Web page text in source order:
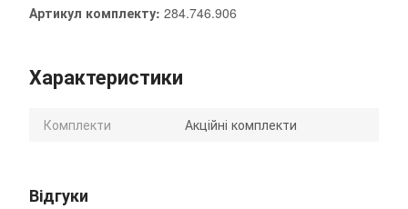
Артикул комплекту: 284.746.906
Характеристики
Комплекти Акційні комплекти
Відгуки